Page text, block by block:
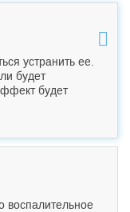
устранить ее.
будет
будет
воспалительное